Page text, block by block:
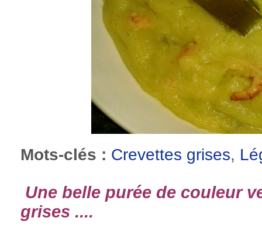
Mots-clés : Crevettes grises,
Une belle purée de couleur
grises ....